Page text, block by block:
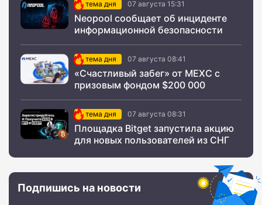
тема дня 07 августа 15:31
Neopool сообщает об инциденте
информационной безопасности
тема дня 07 августа 08:41
«Счастливый забег» от MEXC с
призовым фондом $200 000
тема дня 07 августа 08:31
Площадка Bitget запустила акцию
для новых пользователей из СНГ
Подпишись на новости